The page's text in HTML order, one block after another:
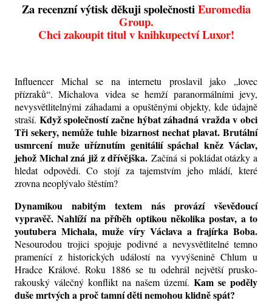
Za recenzní výtisk děkuji společnostiEuromedia
Group.
Chci zakoupit titul v knihkupectví Luxor!
Influencer Michal se na internetu proslavil jako „lovec
přízraků“.Michalova videa se hemží paranormálními jevy,
nevysvětlitelnými záhadami a opuštěnými objekty, kde údajně
straší. Když společností začne hýbat záhadná vražda v obci
Tři sekery, nemůže tuhle bizarnost nechat plavat. Brutální
usmrcení muže uříznutím genitálií spáchal kněz Václav,
jehož Michal zná již z dřívějška.Začíná si pokládat otázky a
hledat odpovědi. Co stojí za tajemstvím jeho mládí, které
zrovna neoplývalo štěstím?
Dynamikou nabitým textem nás provází vševědoucí
vypravěč. Nahlíží na příběh optikou několika postav, a to
youtubera Michala, muže víry Václava a frajírka Boba.
Nesourodou trojici spojuje podivné a nevysvětlitelné temno
pramenící z historických událostí na vyvýšenině Chlum u
Hradce Králové. Roku 1886 se tu odehrál největší prusko-
rakouský válečný konflikt na našem území. Kam se poděly
duše mrtvých a proč tamní děti nemohou klidně spát?